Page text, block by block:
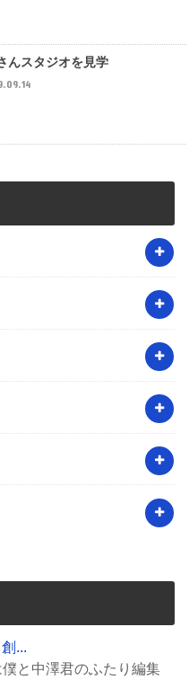
んスタジオを見学
...
と中澤君のふたり編集